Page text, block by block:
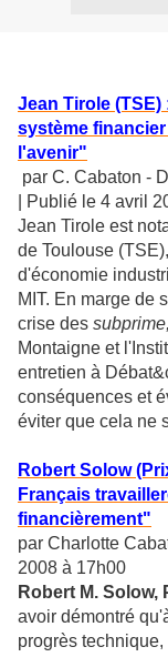
Jean Tirole
système
l'avenir"
par C. Cabaton -
| Publié le 4 avril
Jean Tirole est
de Toulouse
d'économie
MIT. En marge de
crise des subprime,
Montaigne et
entretien à
conséquences et
éviter que cela ne
Robert Solow
Français
financièrement"
par Charlotte
2008 à 17h00
Robert M.
avoir démontré
progrès